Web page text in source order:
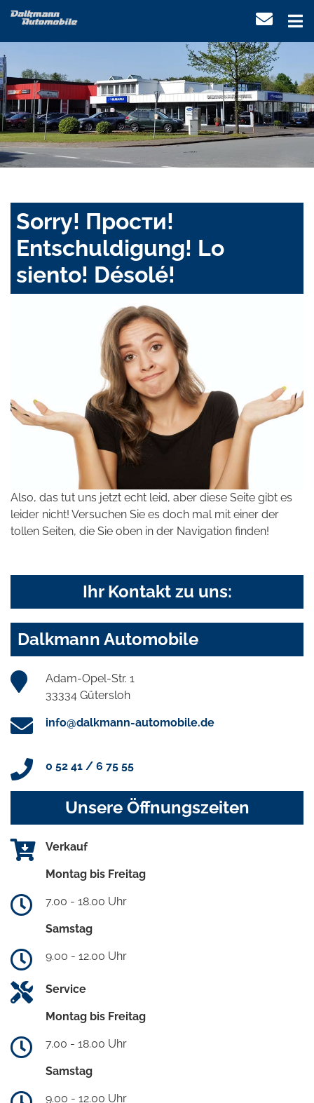
Sorry! Прости!
Entschuldigung! Lo
siento! Désolé!
Also, das tut uns jetzt echt leid, aber diese Seite gibt es
leider nicht! Versuchen Sie es doch mal mit einer der
tollen Seiten, die Sie oben in der Navigation finden!
Ihr Kontakt zu uns:
Dalkmann Automobile
Adam-Opel-Str. 1
33334 Gütersloh
info@dalkmann-automobile.de
0 52 41 / 6 75 55
Unsere Öffnungszeiten
Verkauf
Montag bis Freitag
7.00 - 18.00 Uhr
Samstag
9.00 - 12.00 Uhr
Service
Montag bis Freitag
7.00 - 18.00 Uhr
Samstag
9.00 - 12.00 Uhr